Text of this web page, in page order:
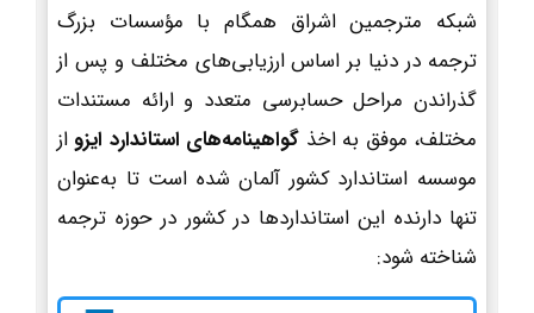
شبکه مترجمین اشراق همگام با مؤسسات بزرگ
ترجمه در دنیا بر اساس ارزیابی‌های مختلف و پس از
گذراندن مراحل حسابرسی متعدد و ارائه مستندات
مختلف، موفق به اخذ گواهینامه‌های استاندارد ایزو از
موسسه استاندارد کشور آلمان شده است تا به‌عنوان
تنها دارنده این استانداردها در کشور در حوزه ترجمه
شناخته شود: